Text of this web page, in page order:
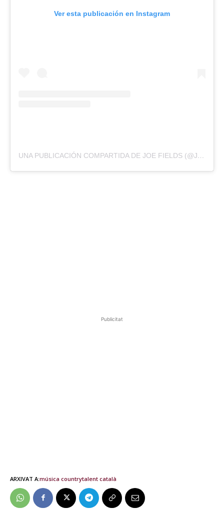
Ver esta publicación en Instagram
UNA PUBLICACIÓN COMPARTIDA DE JOE FIELDS (@JOEFIELDSMUSIC)
Publicitat
ARXIVAT A:música countrytalent català